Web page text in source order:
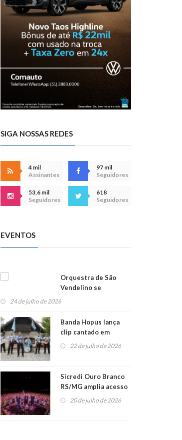
SIGA NOSSAS REDES
4 mil
Assinantes
97 mil
Seguidores
53,6 mil
Seguidores
618
Seguidores
EVENTOS
Orquestra de São
Vendelino se
apresenta na
24 de julho de 2026
Banda Hopus lança
clip cantado em
alemão e inglês
22 de julho de 2026
Sicredi Ouro Branco
RS/MG amplia acesso
ao show dos 45 anos
para mais associados
20 de julho de 2026